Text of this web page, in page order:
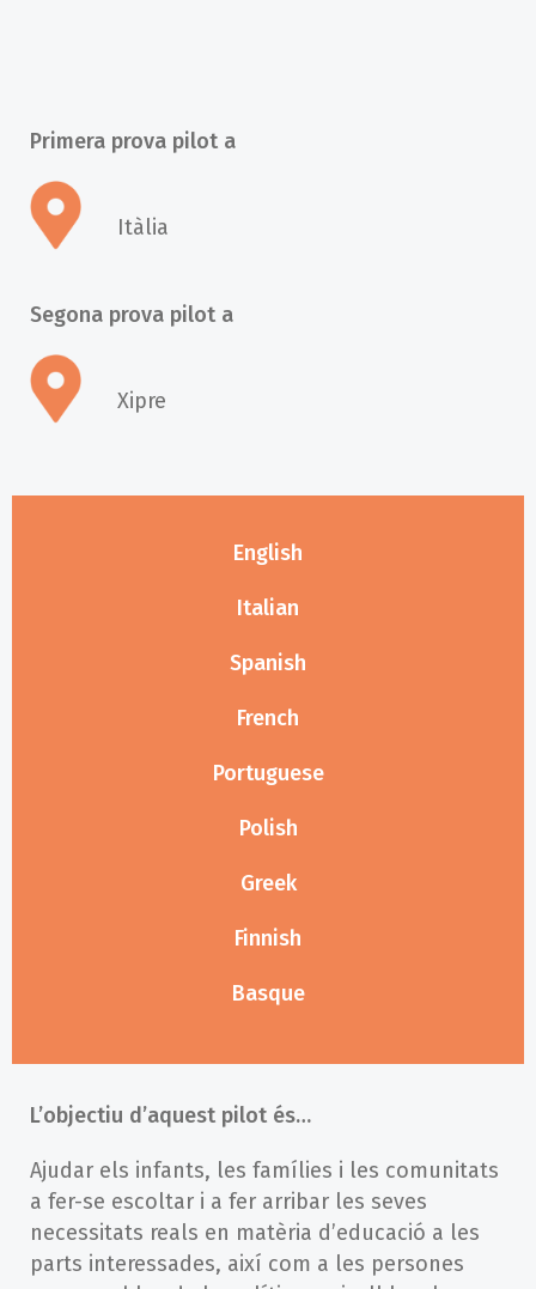
Primera prova pilot a
Itàlia
Segona prova pilot a
Xipre
English
Italian
Spanish
French
Portuguese
Polish
Greek
Finnish
Basque
L’objectiu d’aquest pilot és…
Ajudar els infants, les famílies i les comunitats
a fer-se escoltar i a fer arribar les seves
necessitats reals en matèria d’educació a les
parts interessades, així com a les persones